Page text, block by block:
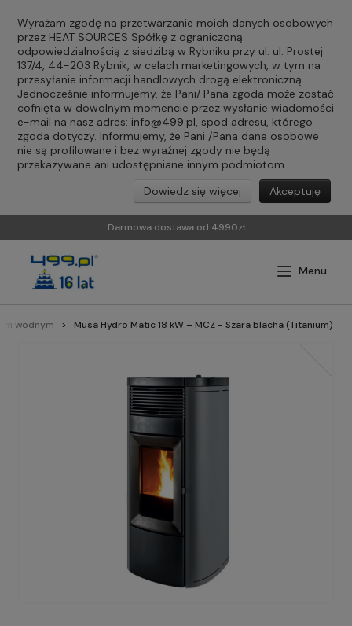
Wyrażam zgodę na przetwarzanie moich danych osobowych
przez HEAT SOURCES Spółkę z ograniczoną
odpowiedzialnością z siedzibą w Rybniku przy ul. ul. Prostej
137/4, 44-203 Rybnik, w celach marketingowych, w tym na
przesyłanie informacji handlowych drogą elektroniczną.
Jednocześnie informujemy, że Pani/ Pana zgoda może zostać
cofnięta w dowolnym momencie przez wysłanie wiadomości
e-mail na nasz adres: info@499.pl, spod adresu, którego
zgoda dotyczy. Informujemy, że Pani /Pana dane osobowe
nie są profilowane i bez wyraźnej zgody nie będą
przekazywane ani udostępniane innym podmiotom.
Akceptuję
Dowiedz się więcej
Darmowa dostawa od 4990zł
wodnym Musa Hydro Matic 18 kW – MCZ - Szara blacha (Titanium)